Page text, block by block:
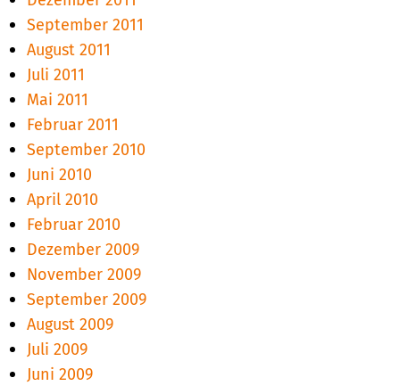
September 2011
August 2011
Juli 2011
Mai 2011
Februar 2011
September 2010
Juni 2010
April 2010
Februar 2010
Dezember 2009
November 2009
September 2009
August 2009
Juli 2009
Juni 2009